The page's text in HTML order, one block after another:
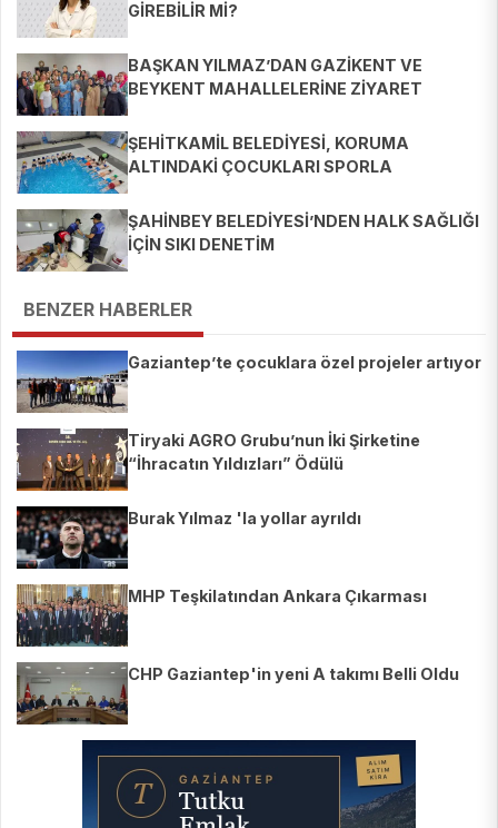
GİREBİLİR Mİ?
BAŞKAN YILMAZ’DAN GAZİKENT VE
BEYKENT MAHALLELERİNE ZİYARET
ŞEHİTKAMİL BELEDİYESİ, KORUMA
ALTINDAKİ ÇOCUKLARI SPORLA
ŞAHİNBEY BELEDİYESİ’NDEN HALK SAĞLIĞI
İÇİN SIKI DENETİM
BENZER HABERLER
Gaziantep’te çocuklara özel projeler artıyor
Tiryaki AGRO Grubu’nun İki Şirketine
“İhracatın Yıldızları” Ödülü
Burak Yılmaz 'la yollar ayrıldı
MHP Teşkilatından Ankara Çıkarması
CHP Gaziantep'in yeni A takımı Belli Oldu